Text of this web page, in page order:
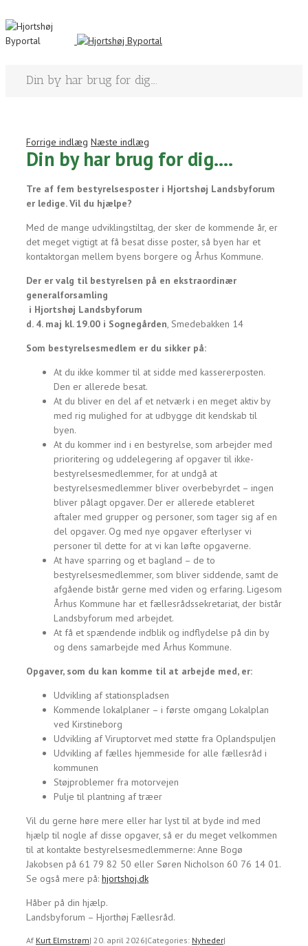
Din by har brug for dig….
Forrige indlæg Næste indlæg
Din by har brug for dig….
Tre af fem bestyrelsesposter i Hjortshøj Landsbyforum
er ledige. Vil du hjælpe?
Med de mange udviklingstiltag, der sker de kommende år, er
det meget vigtigt at få besat disse poster, så byen har et
kontaktorgan mellem byens borgere og Århus Kommune.
Der er valg til bestyrelsen på en ekstraordinær
generalforsamling
i Hjortshøj Landsbyforum
d. 4. maj kl. 19.00 i Sognegården , Smedebakken 14
Som bestyrelsesmedlem er du sikker på:
At du ikke kommer til at sidde med kassererposten.
Den er allerede besat.
At du bliver en del af et netværk i en meget aktiv by
med rig mulighed for at udbygge dit kendskab til
byen.
At du kommer ind i en bestyrelse, som arbejder med
prioritering og uddelegering af opgaver til ikke-
bestyrelsesmedlemmer, for at undgå at
bestyrelsesmedlemmer bliver overbebyrdet – ingen
bliver pålagt opgaver. Der er allerede etableret
aftaler med grupper og personer, som tager sig af en
del opgaver. Og med nye opgaver efterlyser vi
personer til dette for at vi kan løfte opgaverne.
At have sparring og et bagland – de to
bestyrelsesmedlemmer, som bliver siddende, samt de
afgående bistår gerne med viden og erfaring. Ligesom
Århus Kommune har et fællesrådssekretariat, der bistår
Landsbyforum med arbejdet.
At få et spændende indblik og indflydelse på din by
og dens samarbejde med Århus Kommune.
Opgaver, som du kan komme til at arbejde med, er:
Udvikling af stationspladsen
Kommende lokalplaner – i første omgang Lokalplan
ved Kirstineborg
Udvikling af Viruptorvet med støtte fra Oplandspuljen
Udvikling af fælles hjemmeside for alle fællesråd i
kommunen
Støjproblemer fra motorvejen
Pulje til plantning af træer
Vil du gerne høre mere eller har lyst til at byde ind med
hjælp til nogle af disse opgaver, så er du meget velkommen
til at kontakte bestyrelsesmedlemmerne: Anne Bogø
Jakobsen på 61 79 82 50 eller Søren Nicholson 60 76 14 01.
Se også mere på: hjortshoj.dk
Håber på din hjælp.
Landsbyforum – Hjorthøj Fællesråd.
Af Kurt Elmstrøm| 20. april 2026|Categories: Nyheder|